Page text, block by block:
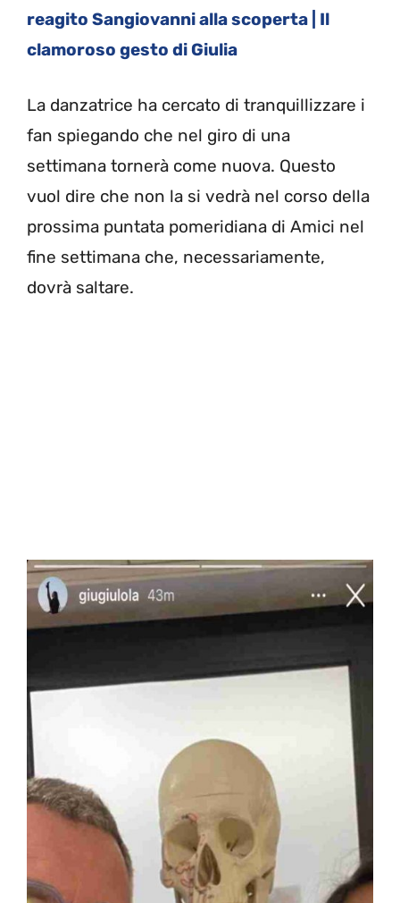
reagito Sangiovanni alla scoperta | Il
clamoroso gesto di Giulia
La danzatrice ha cercato di tranquillizzare i
fan spiegando che nel giro di una
settimana tornerà come nuova. Questo
vuol dire che non la si vedrà nel corso della
prossima puntata pomeridiana di Amici nel
fine settimana che, necessariamente,
dovrà saltare.